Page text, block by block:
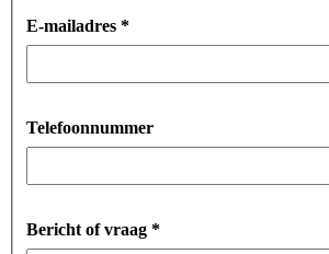
E-mailadres *
Telefoonnummer
Bericht of vraag *